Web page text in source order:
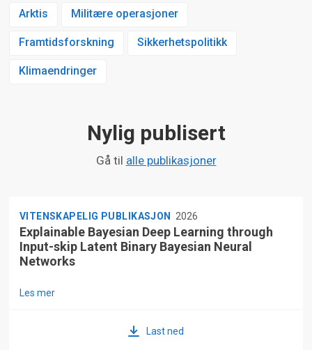
Arktis Militære operasjoner
Framtidsforskning Sikkerhetspolitikk
Klimaendringer
Nylig publisert
Gå til alle publikasjoner
VITENSKAPELIG PUBLIKASJON 2026
Explainable Bayesian Deep Learning through
Input-skip Latent Binary Bayesian Neural
Networks
Les mer
Last ned